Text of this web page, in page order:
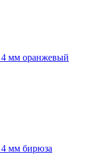
4 мм оранжевый
мм бирюза